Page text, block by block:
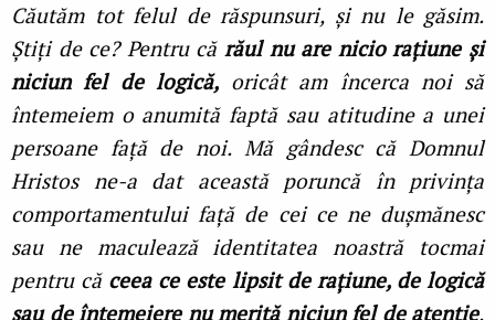
Căutăm tot felul de răspunsuri, și nu le găsim.
Știți de ce? Pentru că răul nu are nicio rațiune și
niciun fel de logică,oricât am încerca noi să
întemeiem o anumită faptă sau atitudine a unei
persoane față de noi. Mă gândesc că Domnul
Hristos ne-a dat această poruncă în privința
comportamentului față de cei ce ne dușmănesc
sau ne maculează identitatea noastră tocmai
pentru că ceea ce este lipsit de rațiune, de logică
sau de întemeiere nu merită niciun fel de atenție,